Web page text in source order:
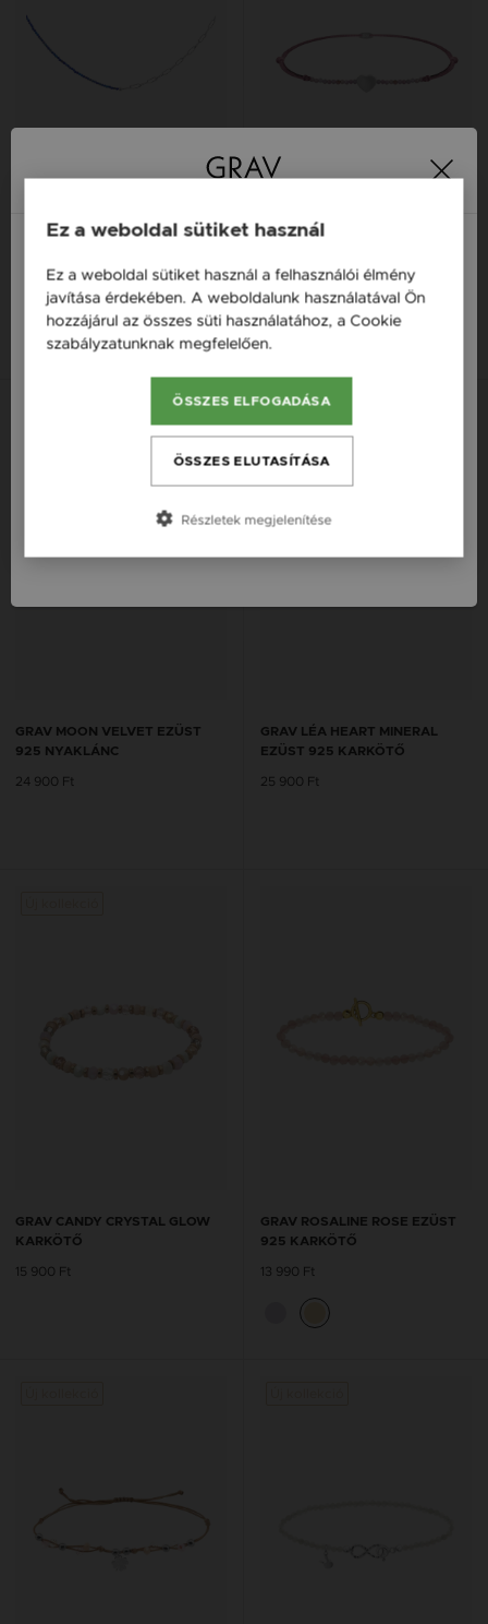
GRAV LAGOON LAPIS EZÜST
29 900 Ft
GRAV GEMSTONE HEART
19 900 Ft
GRAV MOON VELVET EZÜST
925 NYAKLÁNC
24 900 Ft
GRAV LÉA HEART MINERAL
EZÜST 925 KARKÖTŐ
25 900 Ft
GRAV CANDY CRYSTAL GLOW
KARKÖTŐ
15 900 Ft
GRAV ROSALINE ROSE EZÜST
925 KARKÖTŐ
13 990 Ft
Magyarország / HU
Österreich / AT
România / RO
Česká republika / CZ
Slovensko / SK
Slovenija / SI
Ez a weboldal sütiket használ
Ez a weboldal sütiket használ a felhasználói élmény
javítása érdekében. A weboldalunk használatával Ön
hozzájárul az összes süti használatához, a Cookie
szabályzatunknak megfelelően.
ÖSSZES ELFOGADÁSA
ÖSSZES ELUTASÍTÁSA
Részletek megjelenítése